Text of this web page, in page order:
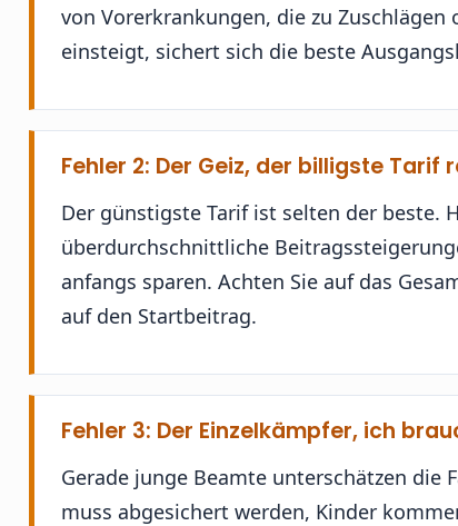
von Vorerkrankungen, die zu
einsteigt, sichert sich die beste
Fehler 2: Der Geiz, der billigste Tarif
Der günstigste Tarif ist selten der beste.
überdurchschnittliche
anfangs sparen. Achten Sie auf das
auf den Startbeitrag.
Fehler 3: Der Einzelkämpfer, ich
Gerade junge Beamte unterschätzen
muss abgesichert werden, Kinder